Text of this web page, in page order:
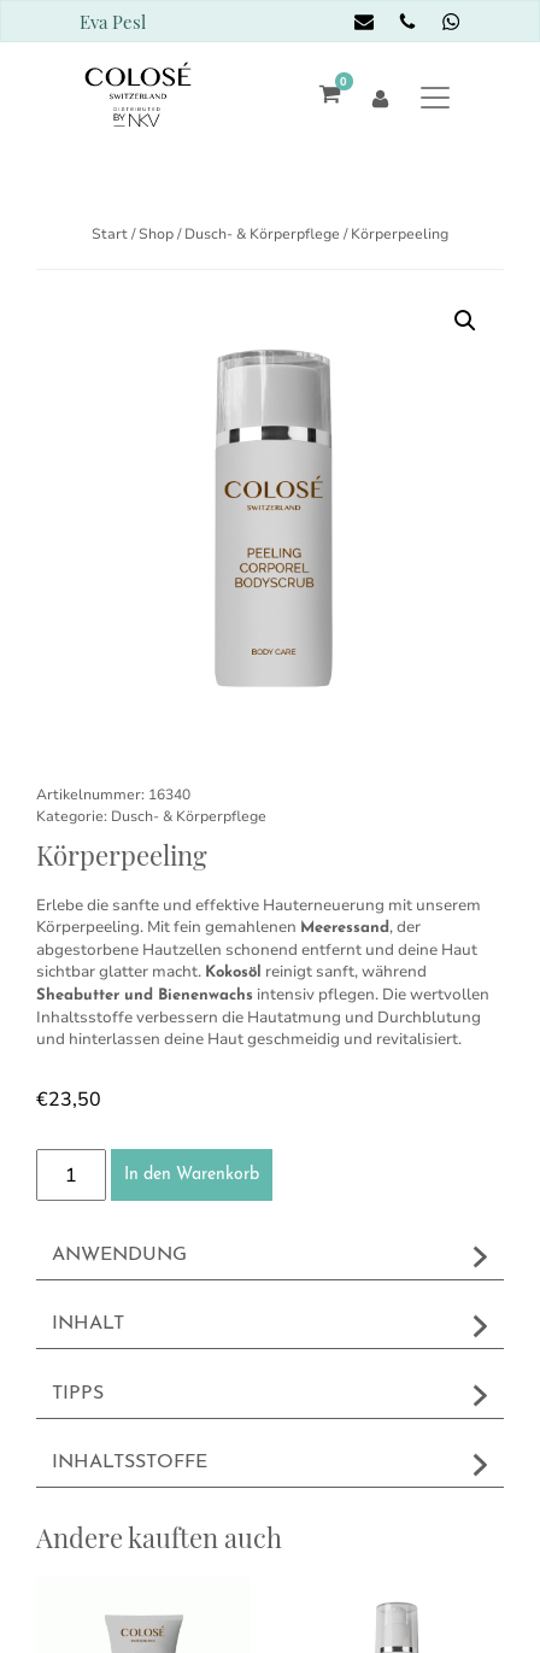
Eva Pesl
0
Start/Shop/Dusch- & Körperpflege / Körperpeeling
Artikelnummer: 16340
Kategorie: Dusch- & Körperpflege
Körperpeeling
Erlebe die sanfte und effektive Hauterneuerung mit unserem
Körperpeeling. Mit fein gemahlenen Meeressand , der
abgestorbene Hautzellen schonend entfernt und deine Haut
sichtbar glatter macht. Kokosöl reinigt sanft, während
Sheabutter und Bienenwachs intensiv pflegen. Die wertvollen
Inhaltsstoffe verbessern die Hautatmung und Durchblutung
und hinterlassen deine Haut geschmeidig und revitalisiert.
€23,50
Körperpeeling Menge
In den Warenkorb
ANWENDUNG
INHALT
TIPPS
INHALTSSTOFFE
Andere kauften auch